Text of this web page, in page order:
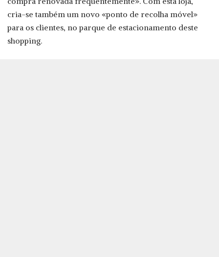
cria-se também um novo «ponto de recolha móvel»
para os clientes, no parque de estacionamento deste
shopping.